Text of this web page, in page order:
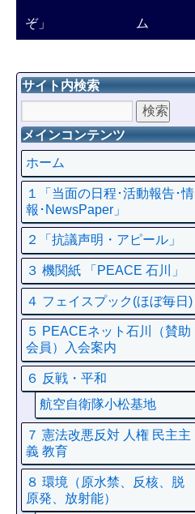
ぞ」 ム
サイト内検索
メインコンテンツ
ホーム
１「当面の日程･活動報告･情
報･NewsPaper」
２「抗議声明・アピール」
３ 機関紙 「PEACE 石川」
４ フェイスプック(ほぼ毎日)
５ PEACEネット石川（賛助
会員）入会案内
６ 反戦・平和
航空自衛隊小松基地
７ 憲法改悪反対 人権 民主主
義 教育
８ 環境（原水禁、反核、脱
原発、放射能）